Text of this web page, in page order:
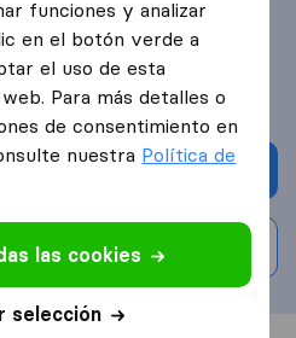
de mudanzas de
valoración
funciones y analizar
en el botón verde a
el uso de esta
Para más detalles o
de consentimiento en
nuestra Política de
las cookies
selección